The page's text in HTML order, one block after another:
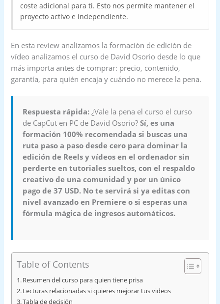
coste adicional para ti. Esto nos permite mantener el
proyecto activo e independiente.
En esta review analizamos la formación de edición de
vídeo analizamos el curso de David Osorio desde lo que
más importa antes de comprar: precio, contenido,
garantía, para quién encaja y cuándo no merece la pena.
Respuesta rápida: ¿Vale la pena el curso el curso
de CapCut en PC de David Osorio?Sí, es una
formación 100% recomendada si buscas una
ruta paso a paso desde cero para dominar la
edición de Reels y vídeos en el ordenador sin
perderte en tutoriales sueltos, con el respaldo
creativo de una comunidad y por un único
pago de 37 USD. No te servirá si ya editas con
nivel avanzado en Premiere o si esperas una
fórmula mágica de ingresos automáticos.
Table of Contents
Resumen del curso para quien tiene prisa
Lecturas relacionadas si quieres mejorar tus videos
Tabla de decisión